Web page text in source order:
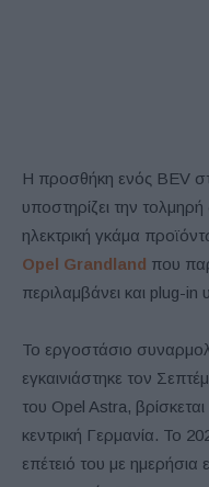
Η προσθήκη ενός BEV
υποστηρίζει την
ηλεκτρική γκάμα
Opel Grandland που
περιλαμβάνει και plug-in
Το εργοστάσιο
εγκαινιάστηκε τον
του Opel Astra,
κεντρική Γερμανία. Το
επέτειό του με ημερήσια